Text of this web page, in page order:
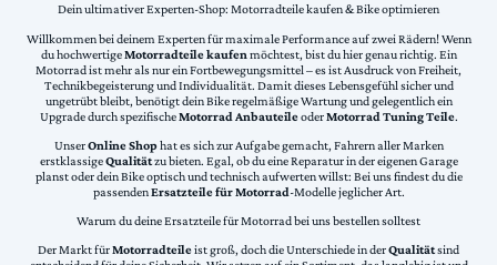
Dein ultimativer Experten-Shop: Motorradteile kaufen & Bike optimieren
Willkommen bei deinem Experten für maximale Performance auf zwei Rädern! Wenn
du hochwertigeMotorradteile kaufen möchtest, bist du hier genau richtig. Ein
Motorrad ist mehr als nur ein Fortbewegungsmittel – es ist Ausdruck von Freiheit,
Technikbegeisterung und Individualität. Damit dieses Lebensgefühl sicher und
ungetrübt bleibt, benötigt dein Bike regelmäßige Wartung und gelegentlich ein
Upgrade durch spezifischeMotorrad AnbauteileoderMotorrad Tuning Teile.
UnserOnline Shophat es sich zur Aufgabe gemacht, Fahrern aller Marken
erstklassigeQualitätzu bieten. Egal, ob du eine Reparatur in der eigenen Garage
planst oder dein Bike optisch und technisch aufwerten willst: Bei uns findest du die
passendenErsatzteile für Motorrad-Modelle jeglicher Art.
Warum du deine Ersatzteile für Motorrad bei uns bestellen solltest
Der Markt fürMotorradteileist groß, doch die Unterschiede in derQualitätsind